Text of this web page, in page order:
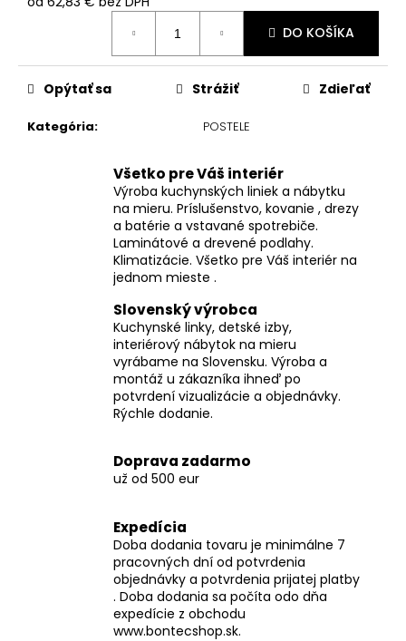
DO KOŠÍKA
Kategória: POSTELE
Opýtať sa Strážiť Zdieľať
Všetko pre Váš interiér
Výroba kuchynských liniek a nábytku
na mieru. Príslušenstvo, kovanie , drezy
a batérie a vstavané spotrebiče.
Laminátové a drevené podlahy.
Klimatizácie. Všetko pre Váš interiér na
jednom mieste .
Slovenský výrobca
Kuchynské linky, detské izby,
interiérový nábytok na mieru
vyrábame na Slovensku. Výroba a
montáž u zákazníka ihneď po
potvrdení vizualizácie a objednávky.
Rýchle dodanie.
Doprava zadarmo
už od 500 eur
Expedícia
Doba dodania tovaru je minimálne 7
pracovných dní od potvrdenia
objednávky a potvrdenia prijatej platby
. Doba dodania sa počíta odo dňa
expedície z obchodu
www.bontecshop.sk.